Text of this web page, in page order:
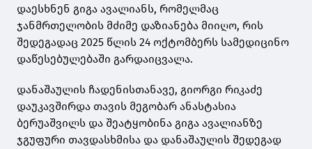
დაესხნენ გიგა ავალიანს, რომელმაც
ჯანმრთელობის მძიმე დაზიანება მიიღო, რის
შედეგადაც 2025 წლის 24 ოქტომბერს სამედიცინო
დაწესებულებაში გარდაიცვალა.
დანაშაულის ჩადენისთანავე, გიორგი რიკაძე
დაუკავშირდა თავის მეგობარ ანასტასია
ბერუაშვილს და შეატყობინა გიგა ავალიანზე
ჯგუფური თავდასხმისა და დანაშაულის შედეგად